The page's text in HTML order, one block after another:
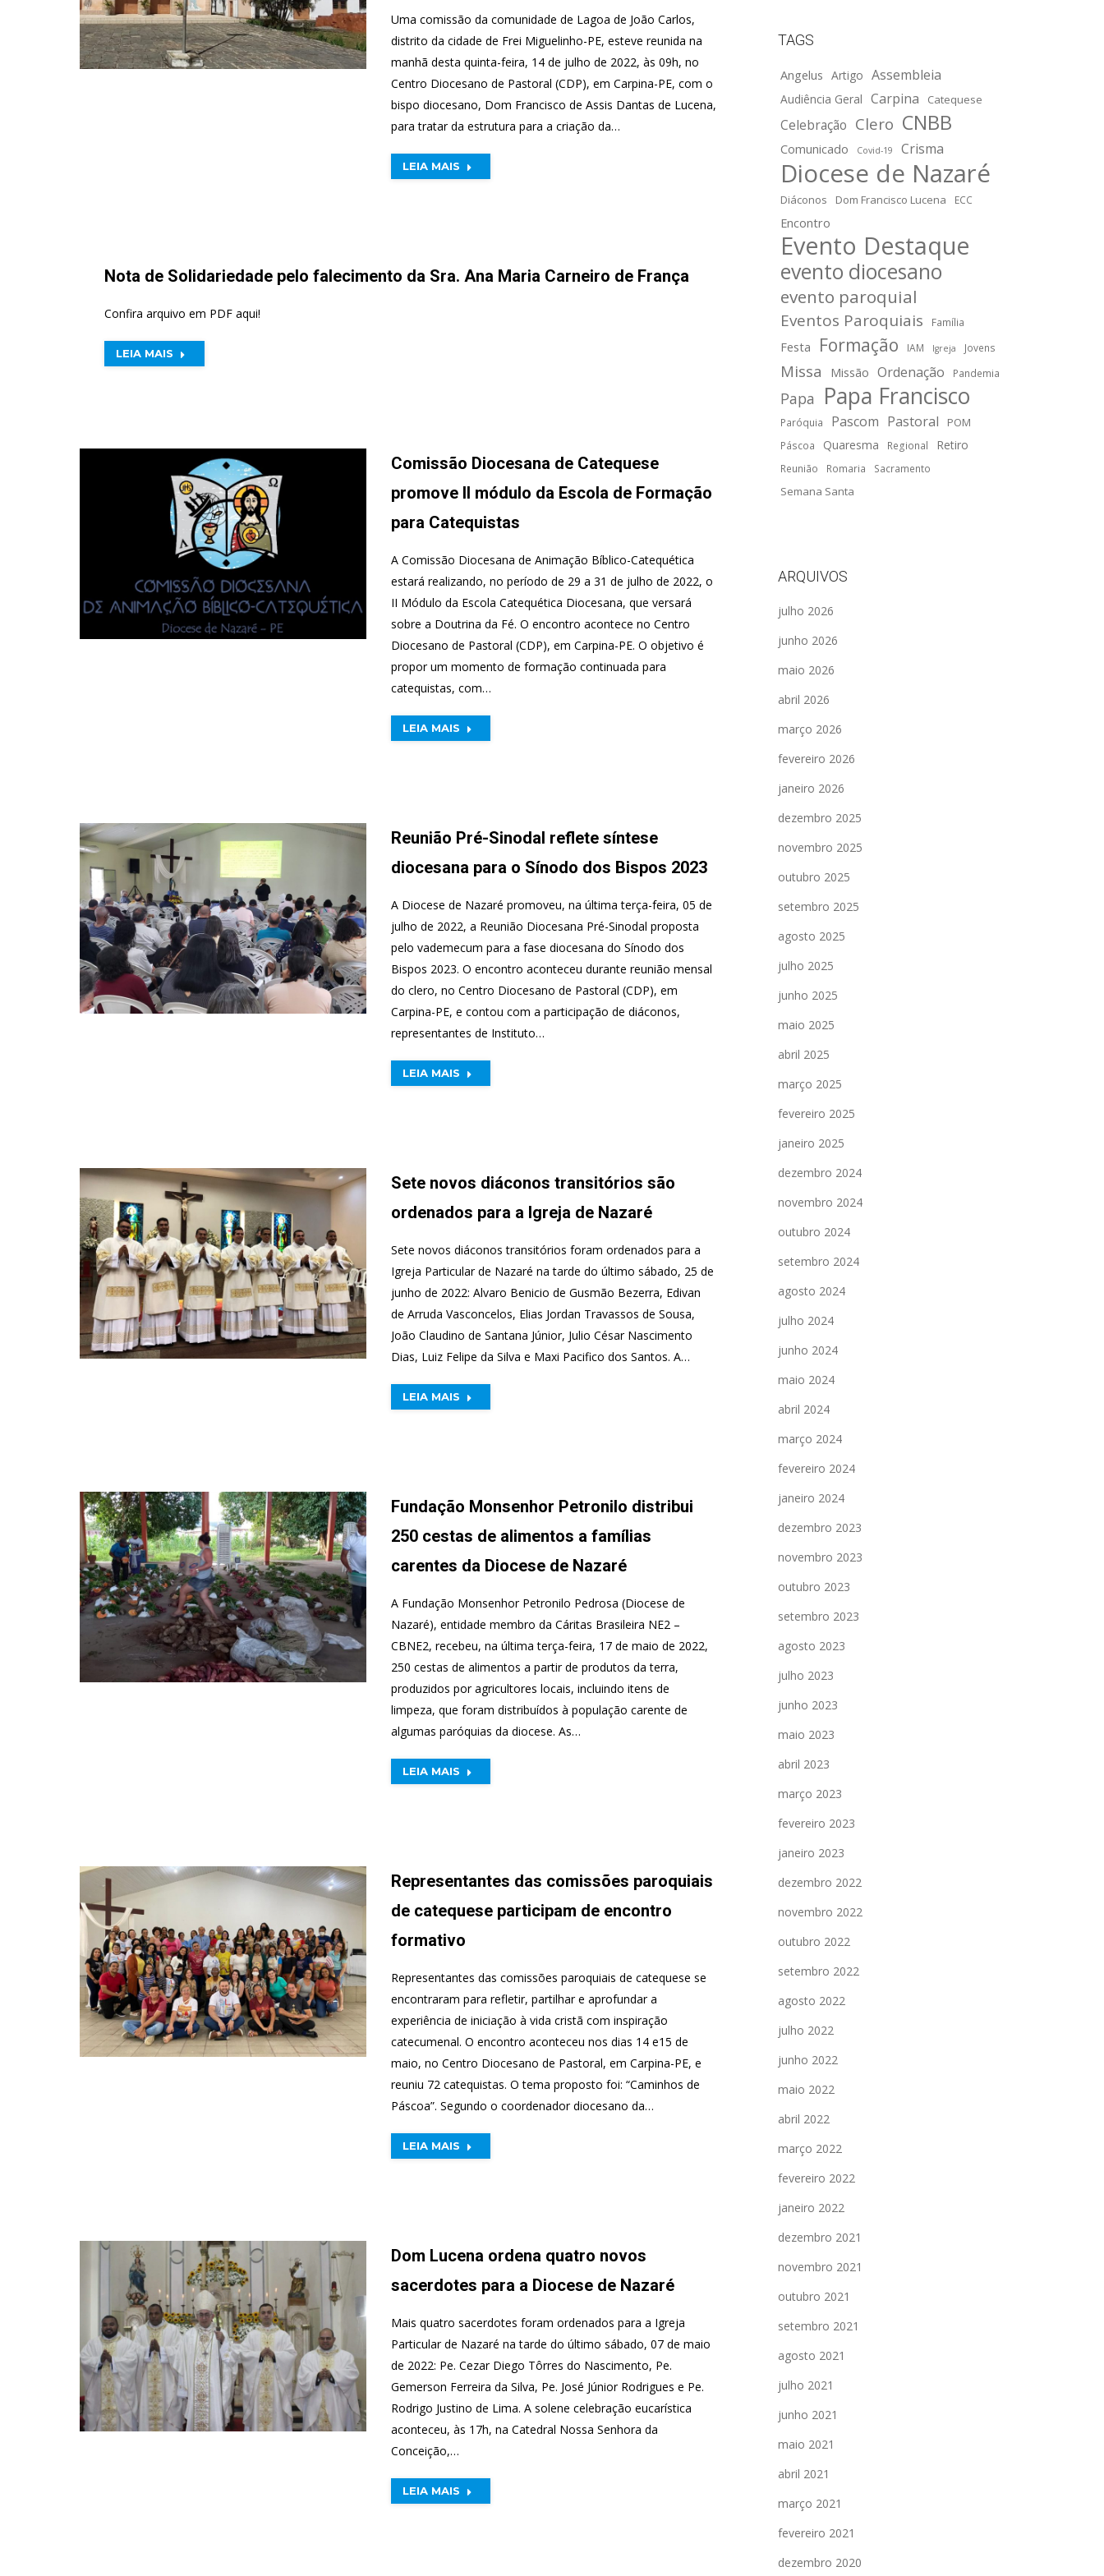
Uma comissão da comunidade de Lagoa de João Carlos,
distrito da cidade de Frei Miguelinho-PE, esteve reunida na
manhã desta quinta-feira, 14 de julho de 2022, às 09h, no
Centro Diocesano de Pastoral (CDP), em Carpina-PE, com o
bispo diocesano, Dom Francisco de Assis Dantas de Lucena,
para tratar da estrutura para a criação da…
LEIA MAIS
Nota de Solidariedade pelo falecimento da Sra. Ana Maria Carneiro de França
Confira arquivo em PDF aqui!
LEIA MAIS
Comissão Diocesana de Catequese
promove II módulo da Escola de Formação
para Catequistas
A Comissão Diocesana de Animação Bíblico-Catequética
estará realizando, no período de 29 a 31 de julho de 2022, o
II Módulo da Escola Catequética Diocesana, que versará
sobre a Doutrina da Fé. O encontro acontece no Centro
Diocesano de Pastoral (CDP), em Carpina-PE. O objetivo é
propor um momento de formação continuada para
catequistas, com…
LEIA MAIS
Reunião Pré-Sinodal reflete síntese
diocesana para o Sínodo dos Bispos 2023
A Diocese de Nazaré promoveu, na última terça-feira, 05 de
julho de 2022, a Reunião Diocesana Pré-Sinodal proposta
pelo vademecum para a fase diocesana do Sínodo dos
Bispos 2023. O encontro aconteceu durante reunião mensal
do clero, no Centro Diocesano de Pastoral (CDP), em
Carpina-PE, e contou com a participação de diáconos,
representantes de Instituto…
LEIA MAIS
Sete novos diáconos transitórios são
ordenados para a Igreja de Nazaré
Sete novos diáconos transitórios foram ordenados para a
Igreja Particular de Nazaré na tarde do último sábado, 25 de
junho de 2022: Alvaro Benicio de Gusmão Bezerra, Edivan
de Arruda Vasconcelos, Elias Jordan Travassos de Sousa,
João Claudino de Santana Júnior, Julio César Nascimento
Dias, Luiz Felipe da Silva e Maxi Pacifico dos Santos. A…
LEIA MAIS
Fundação Monsenhor Petronilo distribui
250 cestas de alimentos a famílias
carentes da Diocese de Nazaré
A Fundação Monsenhor Petronilo Pedrosa (Diocese de
Nazaré), entidade membro da Cáritas Brasileira NE2 –
CBNE2, recebeu, na última terça-feira, 17 de maio de 2022,
250 cestas de alimentos a partir de produtos da terra,
produzidos por agricultores locais, incluindo itens de
limpeza, que foram distribuídos à população carente de
algumas paróquias da diocese. As…
LEIA MAIS
Representantes das comissões paroquiais
de catequese participam de encontro
formativo
Representantes das comissões paroquiais de catequese se
encontraram para refletir, partilhar e aprofundar a
experiência de iniciação à vida cristã com inspiração
catecumenal. O encontro aconteceu nos dias 14 e15 de
maio, no Centro Diocesano de Pastoral, em Carpina-PE, e
reuniu 72 catequistas. O tema proposto foi: “Caminhos de
Páscoa”. Segundo o coordenador diocesano da…
LEIA MAIS
Dom Lucena ordena quatro novos
sacerdotes para a Diocese de Nazaré
Mais quatro sacerdotes foram ordenados para a Igreja
Particular de Nazaré na tarde do último sábado, 07 de maio
de 2022: Pe. Cezar Diego Tôrres do Nascimento, Pe.
Gemerson Ferreira da Silva, Pe. José Júnior Rodrigues e Pe.
Rodrigo Justino de Lima. A solene celebração eucarística
aconteceu, às 17h, na Catedral Nossa Senhora da
Conceição,…
LEIA MAIS
TAGS
Angelus Artigo Assembleia
Audiência Geral Carpina Catequese
Celebração Clero CNBB
Comunicado Covid-19 Crisma
Diocese de Nazaré
Diáconos Dom Francisco Lucena ECC
Encontro
Evento Destaque
evento diocesano
evento paroquial
Eventos Paroquiais Família
Festa Formação IAM Igreja Jovens
Missa Missão Ordenação Pandemia
Papa Papa Francisco
Paróquia Pascom Pastoral POM
Páscoa Quaresma Regional Retiro
Reunião Romaria Sacramento
Semana Santa
ARQUIVOS
julho 2026
junho 2026
maio 2026
abril 2026
março 2026
fevereiro 2026
janeiro 2026
dezembro 2025
novembro 2025
outubro 2025
setembro 2025
agosto 2025
julho 2025
junho 2025
maio 2025
abril 2025
março 2025
fevereiro 2025
janeiro 2025
dezembro 2024
novembro 2024
outubro 2024
setembro 2024
agosto 2024
julho 2024
junho 2024
maio 2024
abril 2024
março 2024
fevereiro 2024
janeiro 2024
dezembro 2023
novembro 2023
outubro 2023
setembro 2023
agosto 2023
julho 2023
junho 2023
maio 2023
abril 2023
março 2023
fevereiro 2023
janeiro 2023
dezembro 2022
novembro 2022
outubro 2022
setembro 2022
agosto 2022
julho 2022
junho 2022
maio 2022
abril 2022
março 2022
fevereiro 2022
janeiro 2022
dezembro 2021
novembro 2021
outubro 2021
setembro 2021
agosto 2021
julho 2021
junho 2021
maio 2021
abril 2021
março 2021
fevereiro 2021
dezembro 2020